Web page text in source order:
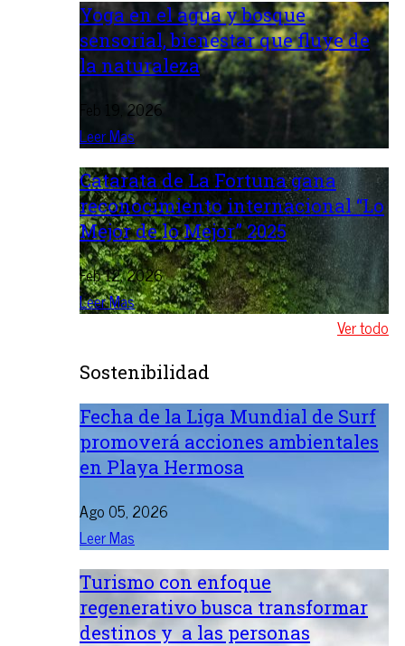
Yoga en el agua y bosque
sensorial, bienestar que fluye de
la naturaleza
Feb 19, 2026
Leer Mas
Catarata de La Fortuna gana
reconocimiento internacional “Lo
Mejor de lo Mejor” 2025
Feb 12, 2026
Leer Mas
Ver todo
Sostenibilidad
Fecha de la Liga Mundial de Surf
promoverá acciones ambientales
en Playa Hermosa
Ago 05, 2026
Leer Mas
Turismo con enfoque
regenerativo busca transformar
destinos y a las personas